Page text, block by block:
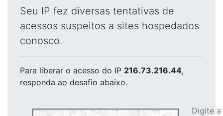
Seu IP fez diversas tentativas de
acessos suspeitos a sites hospedados
conosco.
Para liberar o acesso do IP 216.73.216.44,
responda ao desafio abaixo.
Digite